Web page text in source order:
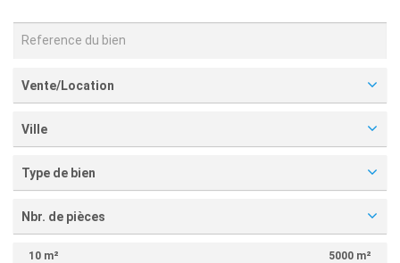
Vente/Location
Ville
Type de bien
Nbr. de pièces
10 m² 5000 m²